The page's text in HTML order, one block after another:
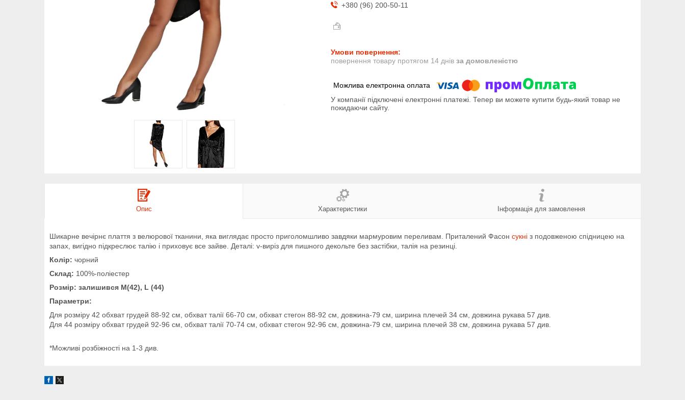
+380 (96) 200-50-11
повернення товару протягом 14 днів за домовленістю
У компанії підключені електронні платежі. Тепер ви можете купити будь-який товар не
покидаючи сайту.
Опис Характеристики Інформація для замовлення
Шикарне вечірнє плаття з велюрової тканини, яка виглядає просто приголомшливо завдяки мармуровим переливам. Приталений Фасон сукні з подовженою спідницею на
запах, вигідно підкреслює талію і приховує все зайве. Деталі: v-виріз для пишного декольте без застібки, талія на резинці.
Колір: чорний
Склад: 100%-поліестер
Розмір: залишився М(42), L (44)
Параметри:
Для розміру 42 обхват грудей 88-92 см, обхват талії 66-70 см, обхват стегон 88-92 см, довжина-79 см, ширина плечей 34 см, довжина рукава 57 див.
Для 44 розміру обхват грудей 92-96 см, обхват талії 70-74 см, обхват стегон 92-96 см, довжина-79 см, ширина плечей 38 см, довжина рукава 57 див.
*Можливі розбіжності на 1-3 див.